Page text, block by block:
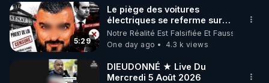
▶ 30 jours gratuit sur l’application de méditation et
de bien-être ENVOL :
Rendez-vous sur https://www.envol.app/code
le code : REGENERE
5:29
Le piège des voitures
électriques se referme sur
les usagers !
Notre Réalité Est Falsifiée Et Fausse
One day ago
4.3 k views
DIEUDONNÉ ★ Live Du
Mercredi 5 Août 2026